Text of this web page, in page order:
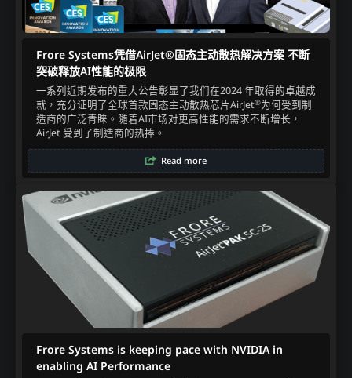
Frore Systems凭借AirJet®固态主动散热解决方案 不断
突破释放AI性能的极限
一系列近期发布的重大公告彰显了我们在2024 年取得的卓越成
就，充分证明了全球首款固态主动散热芯片AirJet®为何受到制
造商的广泛青睐。随着AI市场对更高性能的需求不断增长，
AirJet 受到了制造商的热捧。
Read more
Frore Systems is keeping pace with NVIDIA in
enabling AI Performance